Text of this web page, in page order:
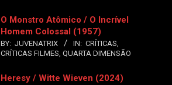
O Monstro Atômico / O Incrível
Homem Colossal (1957)
BY: JUVENATRIX IN: CRÍTICAS,
CRÍTICAS FILMES, QUARTA DIMENSÃO
Heresy / Witte Wieven (2024)